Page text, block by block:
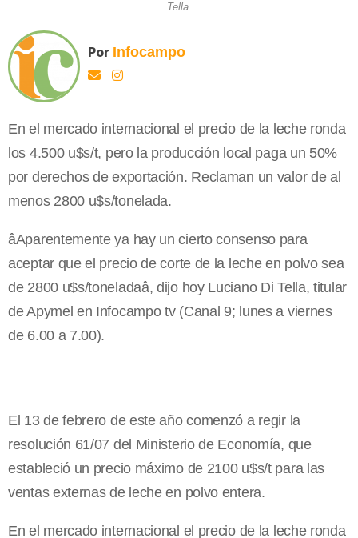
Tella.
Por Infocampo
En el mercado internacional el precio de la leche ronda
los 4.500 u$s/t, pero la producción local paga un 50%
por derechos de exportación. Reclaman un valor de al
menos 2800 u$s/tonelada.
âAparentemente ya hay un cierto consenso para
aceptar que el precio de corte de la leche en polvo sea
de 2800 u$s/toneladaâ, dijo hoy Luciano Di Tella, titular
de Apymel en Infocampo tv (Canal 9; lunes a viernes
de 6.00 a 7.00).
El 13 de febrero de este año comenzó a regir la
resolución 61/07 del Ministerio de Economía, que
estableció un precio máximo de 2100 u$s/t para las
ventas externas de leche en polvo entera.
En el mercado internacional el precio de la leche ronda